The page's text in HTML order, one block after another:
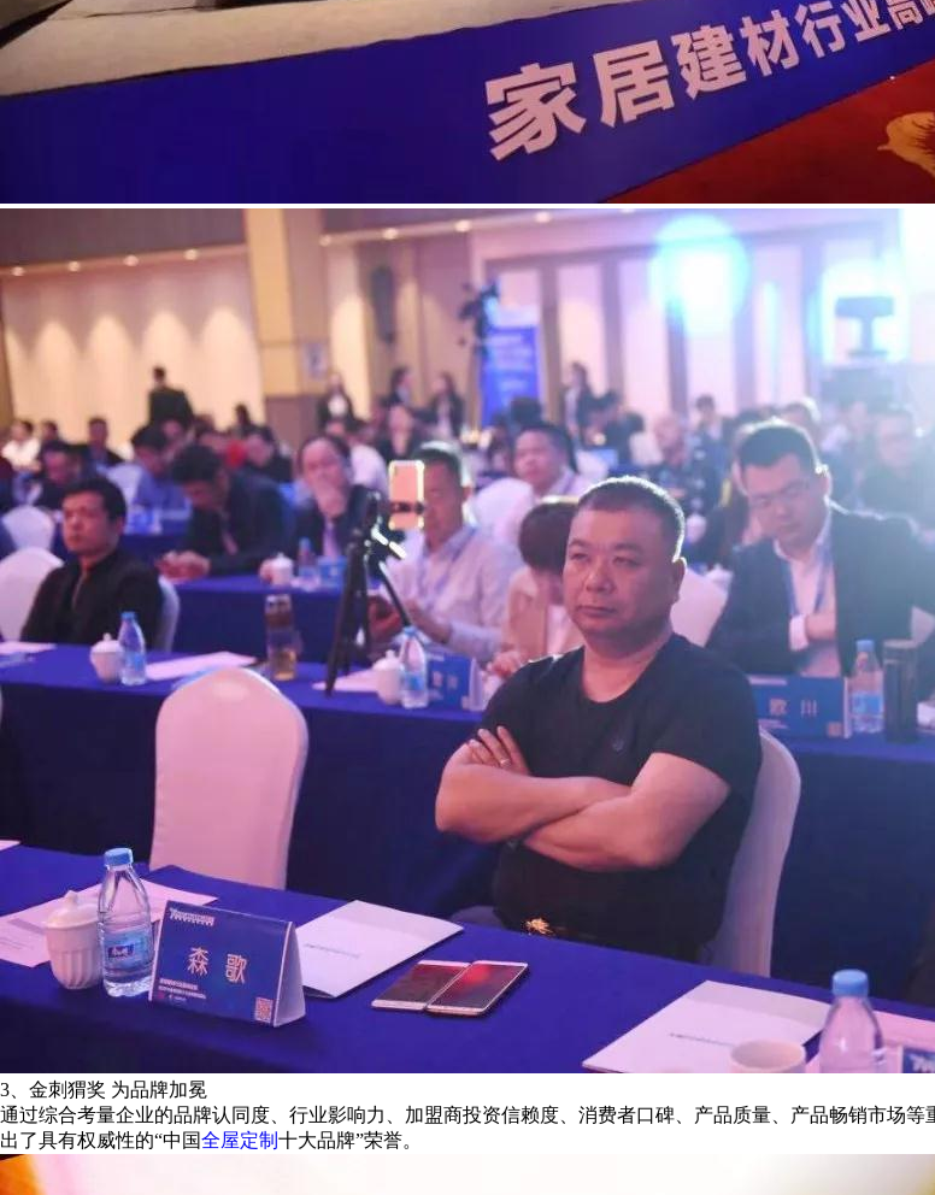
3、金刺猬奖 为品牌加冕
通过综合考量企业的品牌认同度、行业影响力、加盟商投资信赖度、消费者口碑、产品质量、产品畅销市场等
出了具有权威性的“中国全屋定制 十大品牌”荣誉。